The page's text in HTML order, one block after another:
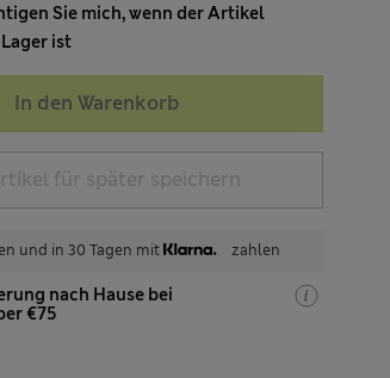
Sie mich, wenn der Artikel
ist
In den Warenkorb
für später speichern
und in 30 Tagen mit zahlen
nach Hause bei
€75